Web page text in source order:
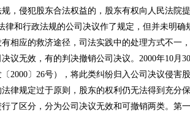
，侵犯股东合法权益的，股东有权向人民法院
律和行政法规的公司决议作了规定，但并未明
相应的救济途径，司法实践中的处理方式不一
议无效，有的判决撤销公司决议。2000年10月
〔2000〕26号），将此类纠纷归入公司决议侵
律规定过于原则，股东的权利仍无法得到充分
了区分，分为公司决议无效和可撤销两类。第